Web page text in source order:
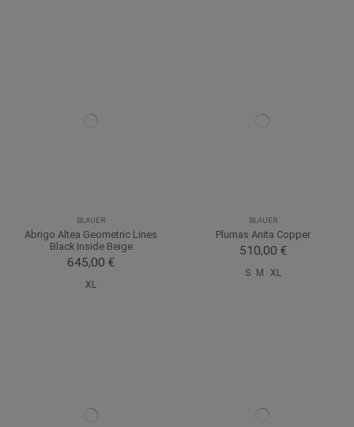
BLAUER
Abrigo Altea Geometric Lines
Black Inside Beige
645,00 €
XL
BLAUER
Plumas Anita Copper
510,00 €
S M XL